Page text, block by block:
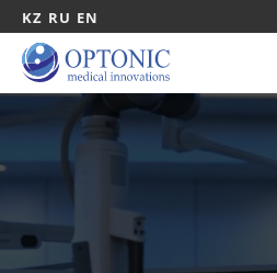
KZ RU EN